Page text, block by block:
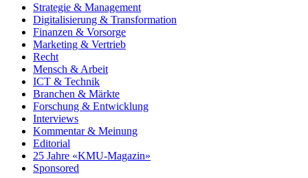
Strategie & Management
Digitalisierung & Transformation
Finanzen & Vorsorge
Marketing & Vertrieb
Recht
Mensch & Arbeit
ICT & Technik
Branchen & Märkte
Forschung & Entwicklung
Interviews
Kommentar & Meinung
Editorial
25 Jahre «KMU-Magazin»
Sponsored